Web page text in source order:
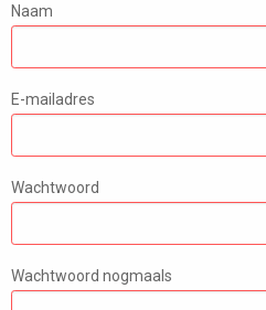
Naam
E-mailadres
Wachtwoord
Wachtwoord nogmaals